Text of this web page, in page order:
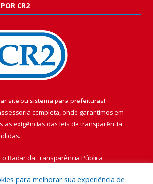
CR2
site ou sistema para prefeituras!
completa, onde garantimos em
as exigências das leis de transparência
o Radar da Transparência Pública
para melhorar sua experiência de